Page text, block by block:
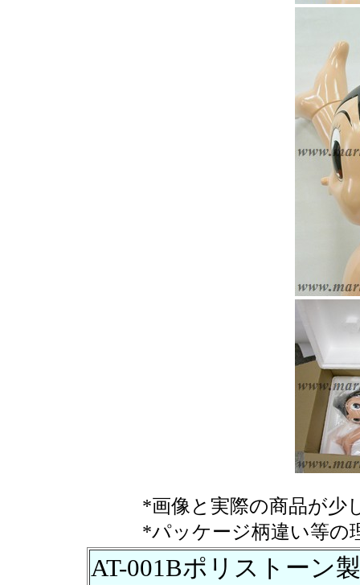
*画像と実際の商品が少
*パッケージ柄違い等の
AT-001Bポリストーン